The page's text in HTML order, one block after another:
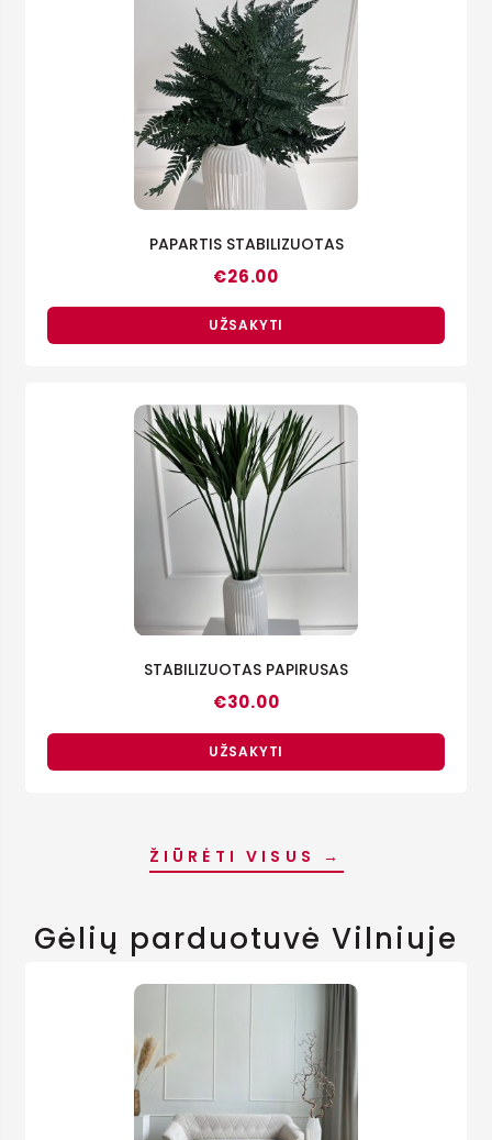
PAPARTIS STABILIZUOTAS
€26.00
UŽSAKYTI
STABILIZUOTAS PAPIRUSAS
€30.00
UŽSAKYTI
ŽIŪRĖTI VISUS →
Gėlių parduotuvė Vilniuje